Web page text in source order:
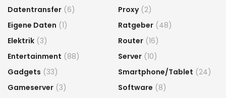
Datentransfer (6)
Eigene Daten (1)
Elektrik (3)
Entertainment (88)
Gadgets (33)
Gameserver (3)
Proxy(2)
Ratgeber (48)
Router (16)
Server (10)
Smartphone/Tablet (24)
Software (8)